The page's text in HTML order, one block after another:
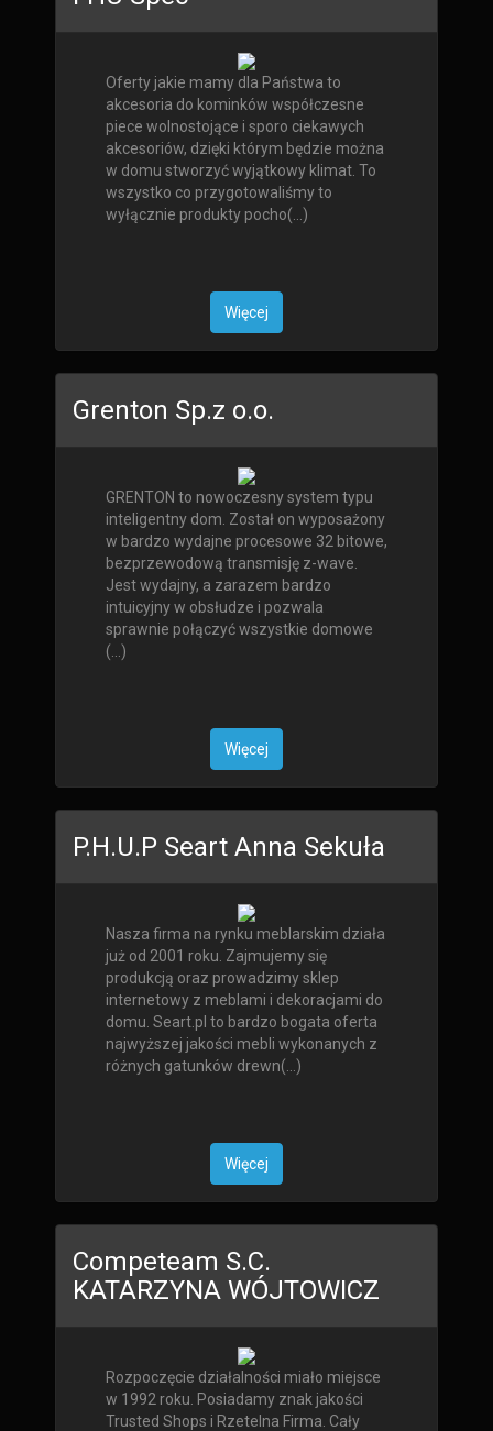
Oferty jakie mamy dla Państwa to
akcesoria do kominków współczesne
piece wolnostojące i sporo ciekawych
akcesoriów, dzięki którym będzie można
w domu stworzyć wyjątkowy klimat. To
wszystko co przygotowaliśmy to
wyłącznie produkty pocho(...)
Więcej
Grenton Sp.z o.o.
GRENTON to nowoczesny system typu
inteligentny dom. Został on wyposażony
w bardzo wydajne procesowe 32 bitowe,
bezprzewodową transmisję z-wave.
Jest wydajny, a zarazem bardzo
intuicyjny w obsłudze i pozwala
sprawnie połączyć wszystkie domowe
(...)
Więcej
P.H.U.P Seart Anna Sekuła
Nasza firma na rynku meblarskim działa
już od 2001 roku. Zajmujemy się
produkcją oraz prowadzimy sklep
internetowy z meblami i dekoracjami do
domu. Seart.pl to bardzo bogata oferta
najwyższej jakości mebli wykonanych z
różnych gatunków drewn(...)
Więcej
Competeam S.C.
KATARZYNA WÓJTOWICZ
Rozpoczęcie działalności miało miejsce
w 1992 roku. Posiadamy znak jakości
Trusted Shops i Rzetelna Firma. Cały